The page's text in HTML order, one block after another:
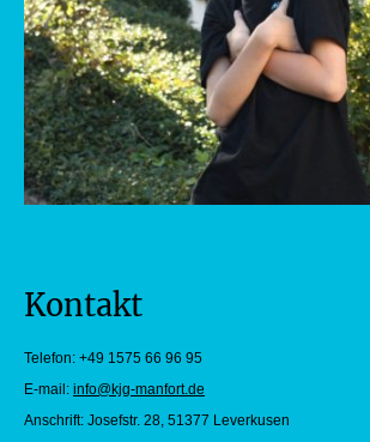
Kontakt
Telefon: +49 1575 66 96 95
E-mail: info@kjg-manfort.de
Anschrift: Josefstr. 28, 51377 Leverkusen